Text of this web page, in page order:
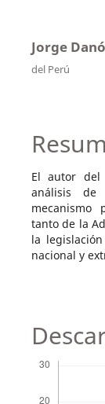
Jorge
del Perú
El autor del
análisis de
mecanismo
tanto de la
la
nacional y